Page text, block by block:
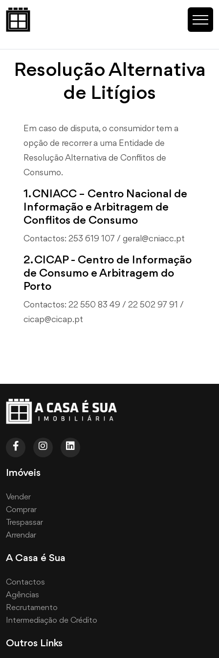
Resolução Alternativa
de Litígios
Em caso de disputa, o consumidor tem a
opção de recorrer a uma Entidade de
Resolução Alternativa de Conflitos de
Consumo.
1. CNIACC – Centro Nacional de
Informação e Arbitragem de
Conflitos de Consumo
Contactos: 253 619 107 / geral@cniacc.pt
2. CICAP - Centro de Informação
de Consumo e Arbitragem do
Porto
Contactos: 22 550 83 49 / 22 502 97 91 /
cicap@cicap.pt
Imóveis
Vender
Comprar
Trespassar
Arrendar
A Casa é Sua
Contactos
Agências
Recrutamento
Intermediação de Crédito
Outros Links